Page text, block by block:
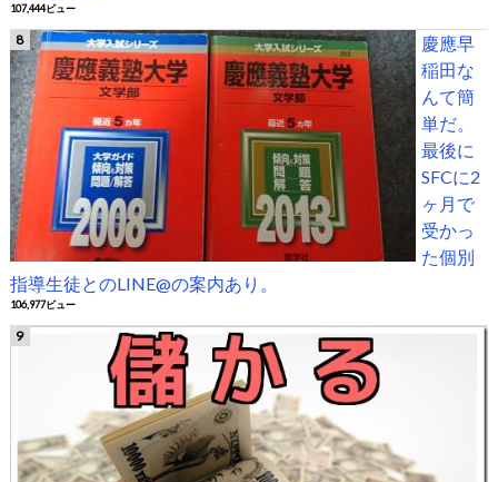
107,444ビュー
慶應早
稲田な
んて簡
単だ。
最後に
SFCに2
ヶ月で
受かっ
た個別
指導生徒とのLINE@の案内あり。
106,977ビュー